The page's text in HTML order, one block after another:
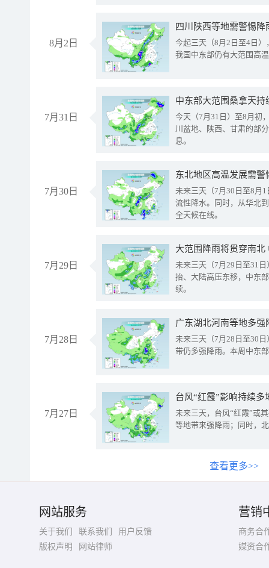
8月2日
今起三天（8月2日至4日
我国中东部仍有大范围高
7月31日
中东部大范围桑拿天
今天（7月31日）至8月初
川盆地、陕西、甘肃的部
息。
7月30日
东北地区高温发展需
未来三天（7月30日至8月
流性降水。同时，从华北
全天候在线。
7月29日
大范围降雨将贯穿南
未来三天（7月29日至31
抬、大陆高压东移，中东
续。
7月28日
广东湖北河南等地多
未来三天（7月28日至30
带仍多强降雨。本周中东
7月27日
台风“红霞”影响持续
未来三天，台风“红霞”或
等地带来强降雨；同时，
查看更多>>
网站服务
关于我们 联系我们
用户反馈
版权声明
网站律师
营销
商务合
媒资合